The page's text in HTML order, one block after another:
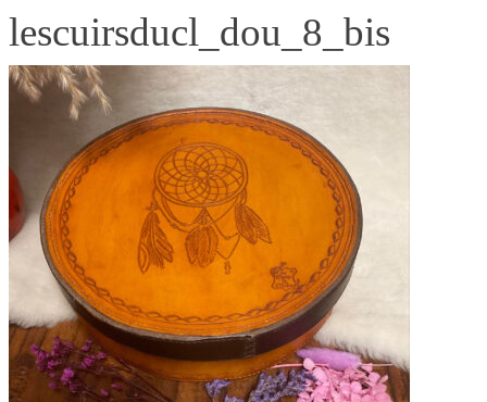
lescuirsducl_dou_8_bis